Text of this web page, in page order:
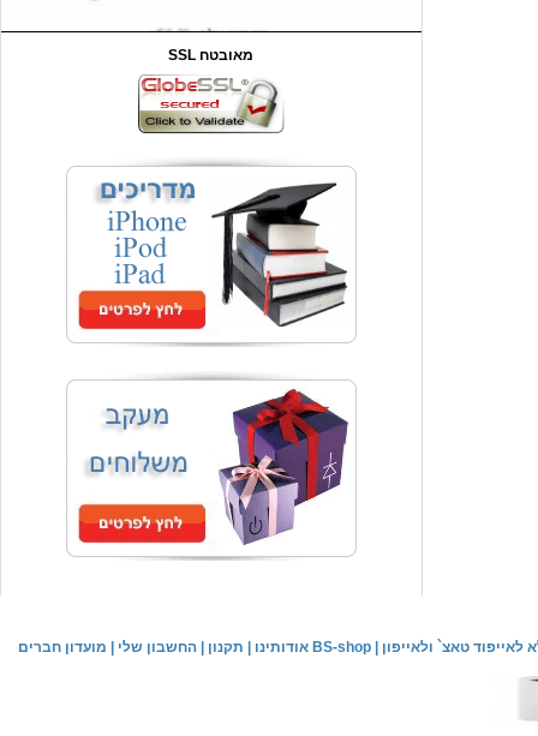
₪90.00 מחיר שוק
₪49.00 המחיר כולל משלוח :
כיסוי אחורי לאייפון 4/4S
₪59.00
המחיר שלך
משלוח חינם
שעון יד אופנתי
₪59.00
המחיר שלך
משלוח חינם
שעון יד לילדים \ הלו קיטי - לבן
₪44.00 המחיר שלך
SSL מאובטח
מועדון חברים החשבון שלי תקנון אודותינו BS-shop טאצ` ולאייפון